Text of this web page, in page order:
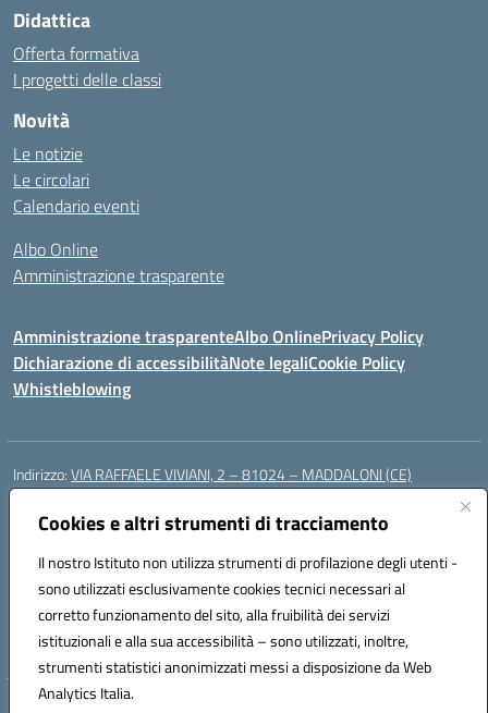
Cookies e altri strumenti di tracciamento
Il nostro Istituto non utilizza strumenti di profilazione degli utenti -
sono utilizzati esclusivamente cookies tecnici necessari al
corretto funzionamento del sito, alla fruibilità dei servizi
istituzionali e alla sua accessibilità – sono utilizzati, inoltre,
strumenti statistici anonimizzati messi a disposizione da Web
Analytics Italia.
Didattica
Offerta formativa
I progetti delle classi
Novità
Le notizie
Le circolari
Calendario eventi
Albo Online
Amministrazione trasparente
Amministrazione trasparenteAlbo OnlinePrivacy Policy
Dichiarazione di accessibilitàNote legaliCookie Policy
Whistleblowing
Indirizzo:VIA RAFFAELE VIVIANI, 2 – 81024 – MADDALONI (CE)
Centralino:
Posta elettronica certificata (PEC):ceic8av00r@pec.istruzione.it
Codice fiscale: 93086020612
Codice meccanografico:CEIC8AV00R
Codice Indice delle Pubbliche Amministrazioni (IPA): icamm
Codice unico di fatturazione (CUF): UF8WE6